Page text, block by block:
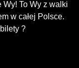
To Wy z walki
w całej Polsce.
?